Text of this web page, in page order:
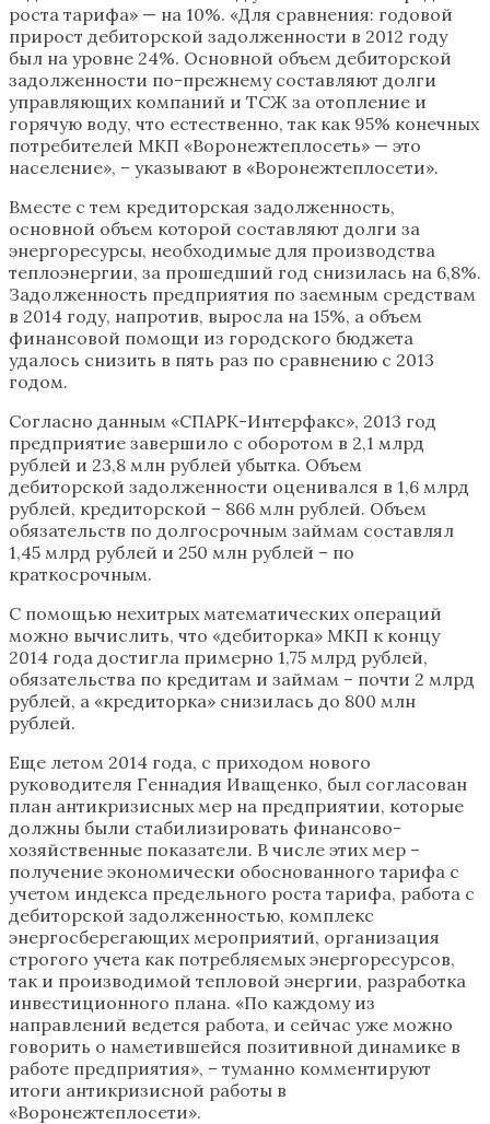
роста тарифа» — на 10%. «Для сравнения: годовой
прирост дебиторской задолженности в 2012 году
был на уровне 24%. Основной объем дебиторской
задолженности по-прежнему составляют долги
управляющих компаний и ТСЖ за отопление и
горячую воду, что естественно, так как 95% конечных
потребителей МКП «Воронежтеплосеть» — это
население», – указывают в «Воронежтеплосети».
Вместе с тем кредиторская задолженность,
основной объем которой составляют долги за
энергоресурсы, необходимые для производства
теплоэнергии, за прошедший год снизилась на 6,8%.
Задолженность предприятия по заемным средствам
в 2014 году, напротив, выросла на 15%, а объем
финансовой помощи из городского бюджета
удалось снизить в пять раз по сравнению с 2013
годом.
Согласно данным «СПАРК-Интерфакс», 2013 год
предприятие завершило с оборотом в 2,1 млрд
рублей и 23,8 млн рублей убытка. Объем
дебиторской задолженности оценивался в 1,6 млрд
рублей, кредиторской – 866 млн рублей. Объем
обязательств по долгосрочным займам составлял
1,45 млрд рублей и 250 млн рублей – по
краткосрочным.
С помощью нехитрых математических операций
можно вычислить, что «дебиторка» МКП к концу
2014 года достигла примерно 1,75 млрд рублей,
обязательства по кредитам и займам – почти 2 млрд
рублей, а «кредиторка» снизилась до 800 млн
рублей.
Еще летом 2014 года, с приходом нового
руководителя Геннадия Иващенко, был согласован
план антикризисных мер на предприятии, которые
должны были стабилизировать финансово-
хозяйственные показатели. В числе этих мер –
получение экономически обоснованного тарифа с
учетом индекса предельного роста тарифа, работа с
дебиторской задолженностью, комплекс
энергосберегающих мероприятий, организация
строгого учета как потребляемых энергоресурсов,
так и производимой тепловой энергии, разработка
инвестиционного плана. «По каждому из
направлений ведется работа, и сейчас уже можно
говорить о наметившейся позитивной динамике в
работе предприятия», – туманно комментируют
итоги антикризисной работы в
«Воронежтеплосети».